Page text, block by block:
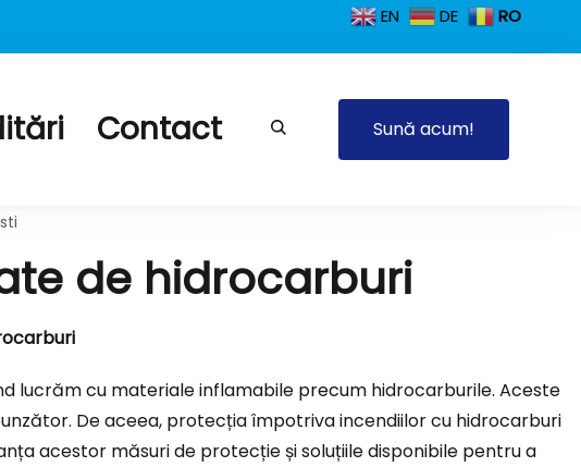
rezistente la foc
Contact Sună acum!
de hidrocarburi
lucrăm cu materiale inflamabile precum hidrocarburile. Aceste
De aceea, protecția împotriva incendiilor cu hidrocarburi
acestor măsuri de protecție și soluțiile disponibile pentru a
EN DE RO